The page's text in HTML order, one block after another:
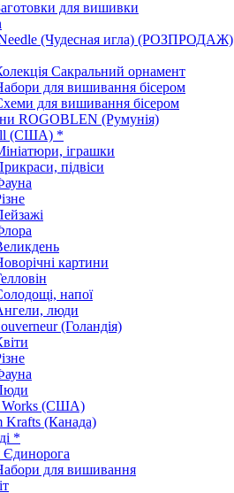
для вишивки
(Чудесная игла) (РОЗПРОДАЖ)
Сакральний орнамент
для вишивання бісером
для вишивання бісером
ROGOBLEN (Румунія)
(США) *
іграшки
підвіси
картини
напої
люди
(Голандія)
Works (США)
Krafts (Канада)
*
Єдинорога
для вишивання